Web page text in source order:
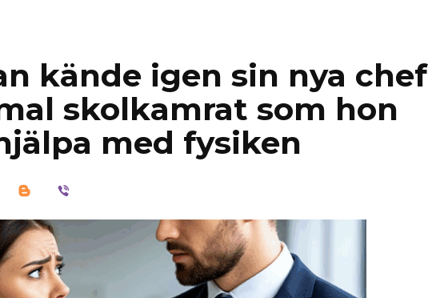
kände igen sin nya chef
skolkamrat som hon
med fysiken